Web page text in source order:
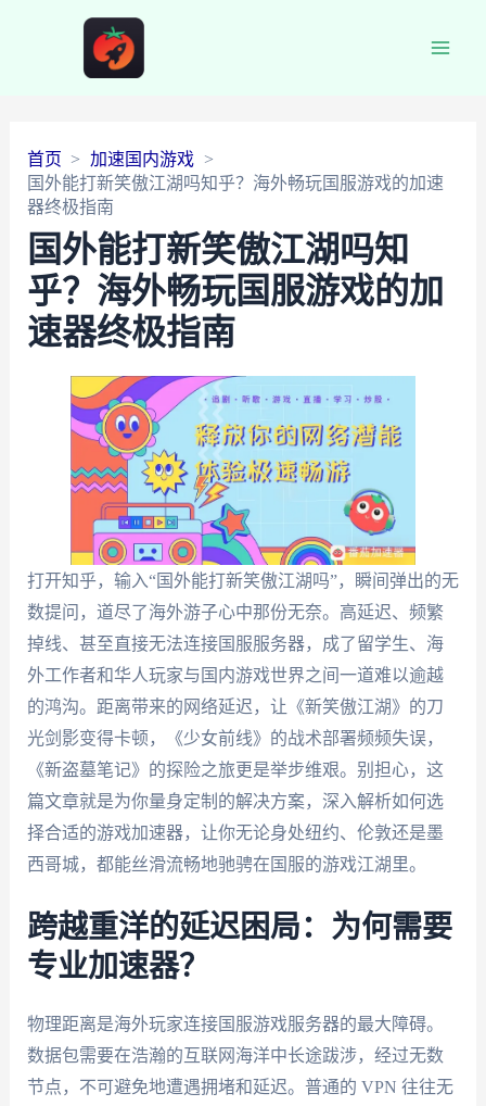
首页
加速国内游戏
国外能打新笑傲江湖吗知乎？海外畅玩国服游戏的加速
器终极指南
国外能打新笑傲江湖吗知
乎？海外畅玩国服游戏的加
速器终极指南
打开知乎，输入“国外能打新笑傲江湖吗”，瞬间弹出的无
数提问，道尽了海外游子心中那份无奈。高延迟、频繁
掉线、甚至直接无法连接国服服务器，成了留学生、海
外工作者和华人玩家与国内游戏世界之间一道难以逾越
的鸿沟。距离带来的网络延迟，让《新笑傲江湖》的刀
光剑影变得卡顿，《少女前线》的战术部署频频失误，
《新盗墓笔记》的探险之旅更是举步维艰。别担心，这
篇文章就是为你量身定制的解决方案，深入解析如何选
择合适的游戏加速器，让你无论身处纽约、伦敦还是墨
西哥城，都能丝滑流畅地驰骋在国服的游戏江湖里。
跨越重洋的延迟困局：为何需要
专业加速器？
物理距离是海外玩家连接国服游戏服务器的最大障碍。
数据包需要在浩瀚的互联网海洋中长途跋涉，经过无数
节点，不可避免地遭遇拥堵和延迟。普通的 VPN 往往无